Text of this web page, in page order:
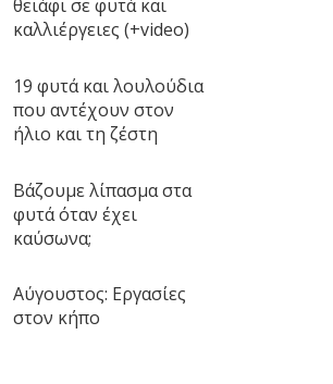
θειάφι σε φυτά και
καλλιέργειες (+video)
19 φυτά και λουλούδια
που αντέχουν στον
ήλιο και τη ζέστη
Βάζουμε λίπασμα στα
φυτά όταν έχει
καύσωνα;
Αύγουστος: Εργασίες
στον κήπο